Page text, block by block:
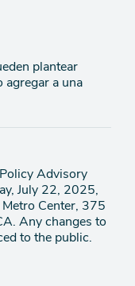
plantear
agregar a una
Advisory
July 22, 2025,
Center, 375
Any changes to
to the public.